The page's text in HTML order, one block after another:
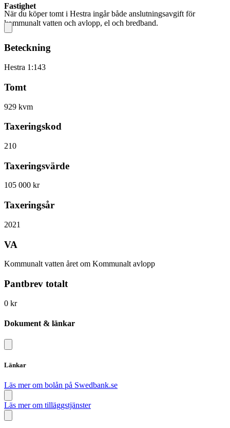
När du köper tomt i Hestra ingår både anslutningsavgift för
kommunalt vatten och avlopp, el och bredband.
Fastighet
Beteckning
Hestra 1:143
Tomt
929 kvm
Taxeringskod
210
Taxeringsvärde
105 000 kr
Taxeringsår
2021
VA
Kommunalt vatten året om Kommunalt avlopp
Pantbrev totalt
0 kr
Dokument & länkar
Länkar
Läs mer om bolån på Swedbank.se
Läs mer om tilläggstjänster